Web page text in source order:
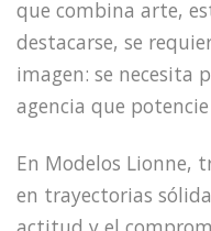
que combina arte,
destacarse, se
imagen: se necesita
agencia que
En Modelos Lionne,
en trayectorias